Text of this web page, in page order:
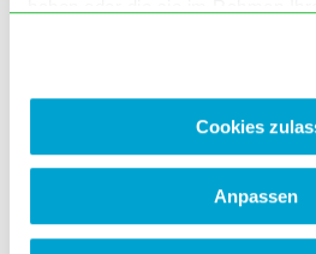
Cookies, wenn Sie unsere
Cookies
Anpassen